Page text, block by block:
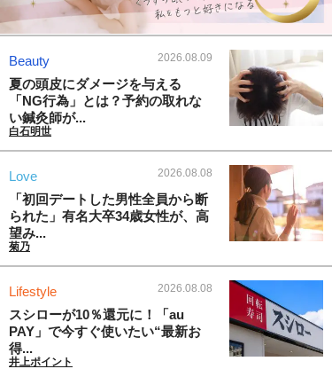
Beauty 2026.08.09
夏の頭皮にダメージを与える
「NG行為」とは？予約の取れな
い鍼灸師が...
白石明世
Love 2026.08.08
「初回デートした男性全員から断
られた」有名大卒34歳女性が、高
望み...
菊乃
Lifestyle 2026.08.08
スシローが10％還元に！「au
PAY」で今すぐ使いたい“最新お
得...
井上ポイント